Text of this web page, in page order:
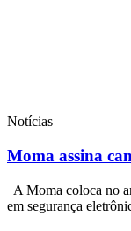
Notícias
Moma assina
A Moma coloca no
em segurança